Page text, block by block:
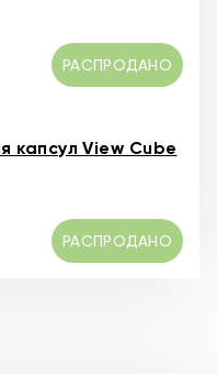
РАСПРОДАНО
капсул View Cube
РАСПРОДАНО